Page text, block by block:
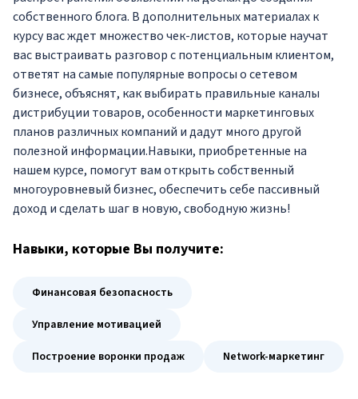
собственного блога. В дополнительных материалах к
курсу вас ждет множество чек-листов, которые научат
вас выстраивать разговор с потенциальным клиентом,
ответят на самые популярные вопросы о сетевом
бизнесе, объяснят, как выбирать правильные каналы
дистрибуции товаров, особенности маркетинговых
планов различных компаний и дадут много другой
полезной информации.Навыки, приобретенные на
нашем курсе, помогут вам открыть собственный
многоуровневый бизнес, обеспечить себе пассивный
доход и сделать шаг в новую, свободную жизнь!
Навыки, которые Вы получите:
Финансовая безопасность
Управление мотивацией
Построение воронки продаж
Network-маркетинг